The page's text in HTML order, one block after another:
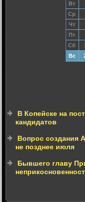
Вт
Ср
Чт
Пт
Сб
1
Вс
В Копейске на
кандидатов
Вопрос создания
не позднее июля
Бывшего главу